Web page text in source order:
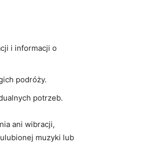
i‌ informacji o
podróży.
potrzeb.
ani wibracji,
muzyki lub